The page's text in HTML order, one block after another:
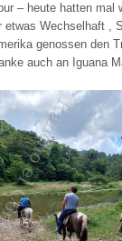
– heute hatten mal
etwas Wechselhaft ,
genossen den
auch an Iguana